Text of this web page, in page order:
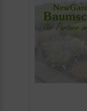
Die
durch die
daher auch
recht
Die Magnolie
Die Züchtung
die 100